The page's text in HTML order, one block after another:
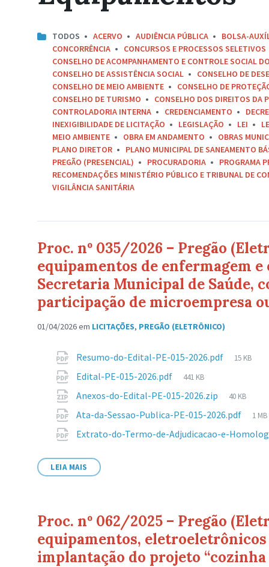
TODOS ACERVO AUDIÊNCIA PÚBLICA BOLSA-
CONCORRÊNCIA
CONCURSOS E PROCESSOS SELETIVOS
CONSELHO DE ACOMPANHAMENTO E CONTROLE SOCIAL
CONSELHO DE ASSISTÊNCIA SOCIAL
CONSELHO DE
CONSELHO DE MEIO AMBIENTE
CONSELHO DE
CONSELHO DE TURISMO
CONSELHO DOS DIREITOS DA
CONTROLADORIA INTERNA
CREDENCIAMENTO
INEXIGIBILIDADE DE LICITAÇÃO
LEGISLAÇÃO LEI
MEIO AMBIENTE
OBRA EM ANDAMENTO OBRAS
PLANO DIRETOR
PLANO MUNICIPAL DE SANEAMENTO
PREGÃO (PRESENCIAL)
PROCURADORIA
PROGRAMA
RECOMENDAÇÕES MINISTÉRIO PÚBLICO E TRIBUNAL DE
VIGILÂNCIA SANITÁRIA
Proc. nº 035/2026 – Pregão
equipamentos de enfermagem
Secretaria Municipal de Saúde,
participação de microempresa
01/04/2026em LICITAÇÕES, PREGÃO (ELETRÔNICO)
AnexosResumo-do-Edital-PE-015-2026.pdf
Tamanho
15 KB
Edital-PE-015-2026.pdf
Tamanho
arquivo:
441 KB
Anexos-do-Edital-PE-015-2026.zip
Tamanho
arquivo:
40 KB
Ata-da-Sessao-Publica-PE-015-2026.pdf 1 MB
Extrato-do-Termo-de-Adjudicacao-e-
LEIA MAIS
Proc. nº 062/2025 – Pregão
equipamentos,
implantação do projeto